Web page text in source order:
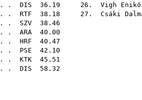
. . DIS 36.19 26. Vigh Enikő
. . RTF 38.18 27. Csáki
. . SZV
. ARA
. . HRF
. . PSE
. . KTK
. . DIS